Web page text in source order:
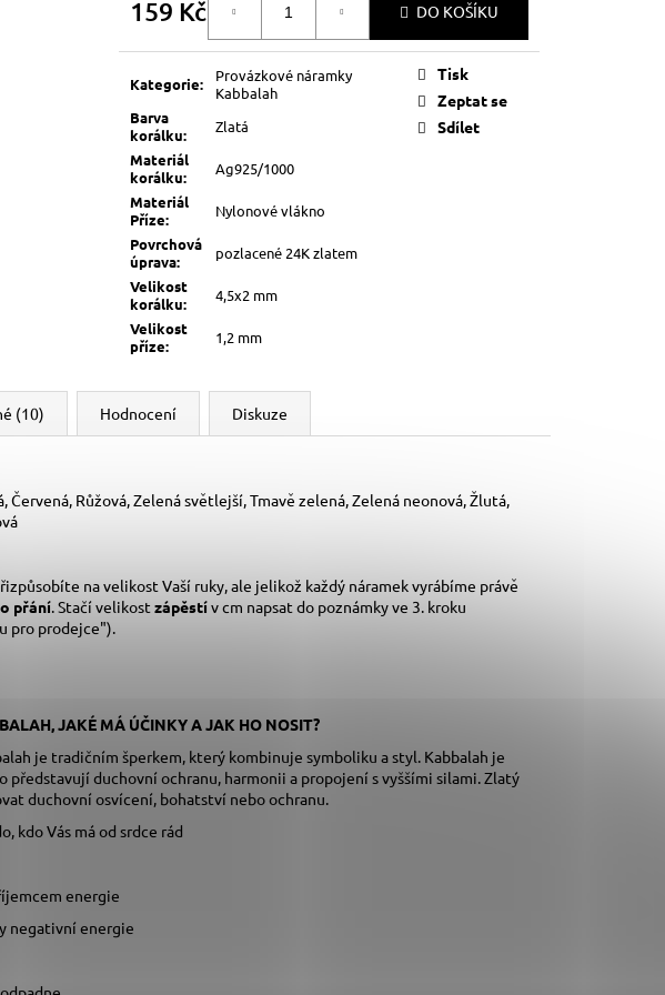
159 Kč
cena:
DO KOŠÍKU
Kategorie:
Provázkové náramky
Kabbalah
Barva
korálku:
Zlatá
Materiál
korálku:
Ag925/1000
Materiál
Příze:
Nylonové vlákno
Povrchová
úprava:
pozlacené 24K zlatem
Velikost
korálku:
4,5x2 mm
Velikost
příze: 1,2 mm
Tisk
Zeptat se
Sdílet
(10) Hodnocení Diskuze
Červená, Růžová, Zelená světlejší, Tmavě zelená, Zelená neonová, Žlutá,
na velikost Vaší ruky, ale jelikož každý náramek vyrábíme právě
přání . Stačí velikost zápěstív cm napsat do poznámky ve 3. kroku
pro prodejce").
JAKÉ MÁ ÚČINKY A JAK HO NOSIT?
je tradičním šperkem, který kombinuje symboliku a styl. Kabbalah je
představují duchovní ochranu, harmonii a propojení s vyššími silami. Zlatý
duchovní osvícení, bohatství nebo ochranu.
kdo Vás má od srdce rád
energie
negativní energie